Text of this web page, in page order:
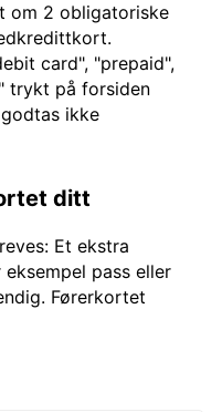
om 2 obligatoriske
card", "prepaid",
trykt på forsiden
ikke
ditt
Et ekstra
pass eller
Førerkortet